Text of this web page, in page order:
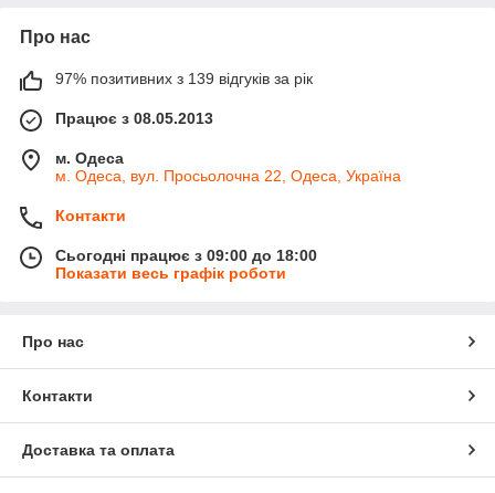
Про нас
97% позитивних з 139 відгуків за рік
Працює з 08.05.2013
м. Одеса
м. Одеса, вул. Просьолочна 22, Одеса, Україна
Контакти
Сьогодні працює з 09:00 до 18:00
Показати весь графік роботи
Про нас
Контакти
Доставка та оплата